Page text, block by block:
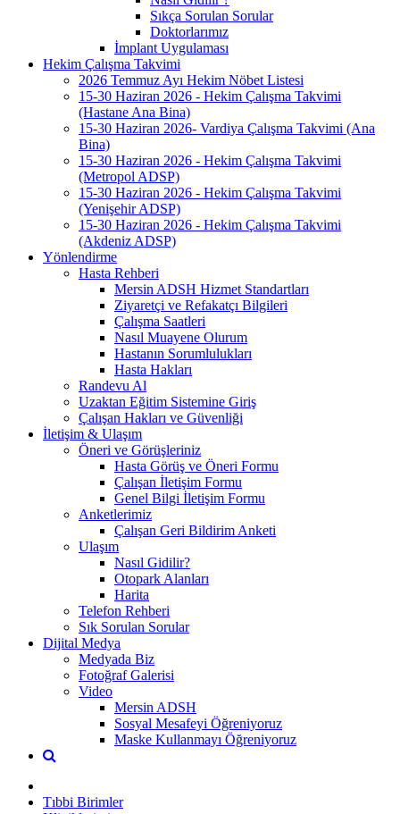
Sıkça Sorulan Sorular
Doktorlarımız
İmplant Uygulaması
Hekim Çalışma Takvimi
2026 Temmuz Ayı Hekim Nöbet Listesi
15-30 Haziran 2026 - Hekim Çalışma Takvimi
(Hastane Ana Bina)
15-30 Haziran 2026- Vardiya Çalışma Takvimi (Ana
Bina)
15-30 Haziran 2026 - Hekim Çalışma Takvimi
(Metropol ADSP)
15-30 Haziran 2026 - Hekim Çalışma Takvimi
(Yenişehir ADSP)
15-30 Haziran 2026 - Hekim Çalışma Takvimi
(Akdeniz ADSP)
Yönlendirme
Hasta Rehberi
Mersin ADSH Hizmet Standartları
Ziyaretçi ve Refakatçı Bilgileri
Çalışma Saatleri
Nasıl Muayene Olurum
Hastanın Sorumlulukları
Hasta Hakları
Randevu Al
Uzaktan Eğitim Sistemine Giriş
Çalışan Hakları ve Güvenliği
İletişim & Ulaşım
Öneri ve Görüşleriniz
Hasta Görüş ve Öneri Formu
Çalışan İletişim Formu
Genel Bilgi İletişim Formu
Anketlerimiz
Çalışan Geri Bildirim Anketi
Ulaşım
Nasıl Gidilir?
Otopark Alanları
Harita
Telefon Rehberi
Sık Sorulan Sorular
Dijital Medya
Medyada Biz
Fotoğraf Galerisi
Video
Mersin ADSH
Sosyal Mesafeyi Öğreniyoruz
Maske Kullanmayı Öğreniyoruz
Tıbbi Birimler